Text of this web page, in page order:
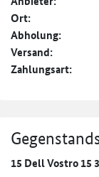
Ort:
Abholung:
Versand:
Zahlungsart:
15 Dell Vostro 15